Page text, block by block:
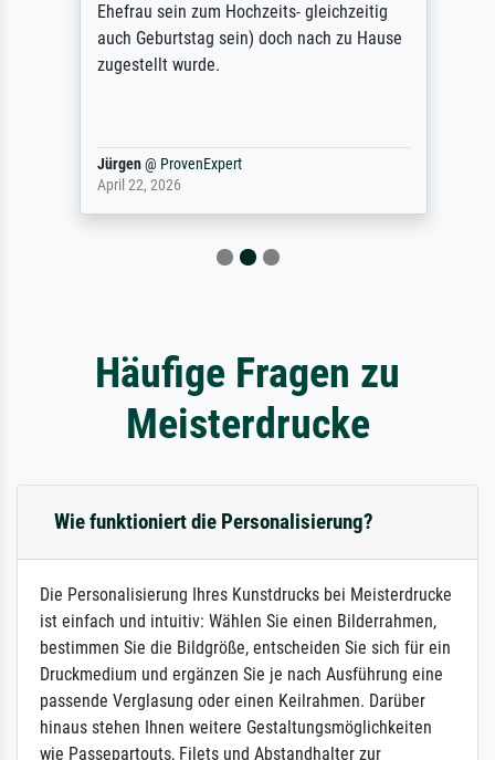
Ehefrau sein zum Hochzeits- gleichzeitig
auch Geburtstag sein) doch nach zu Hause
zugestellt wurde.
Jürgen@ProvenExpert
April 22, 2026
Häufige Fragen zu
Meisterdrucke
Wie funktioniert die Personalisierung?
Die Personalisierung Ihres Kunstdrucks bei Meisterdrucke
ist einfach und intuitiv: Wählen Sie einen Bilderrahmen,
bestimmen Sie die Bildgröße, entscheiden Sie sich für ein
Druckmedium und ergänzen Sie je nach Ausführung eine
passende Verglasung oder einen Keilrahmen. Darüber
hinaus stehen Ihnen weitere Gestaltungsmöglichkeiten
wie Passepartouts, Filets und Abstandhalter zur